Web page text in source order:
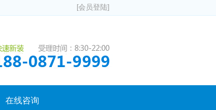
[会员登陆]
在线咨询